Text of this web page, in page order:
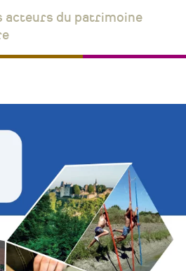
acteurs du patrimoine